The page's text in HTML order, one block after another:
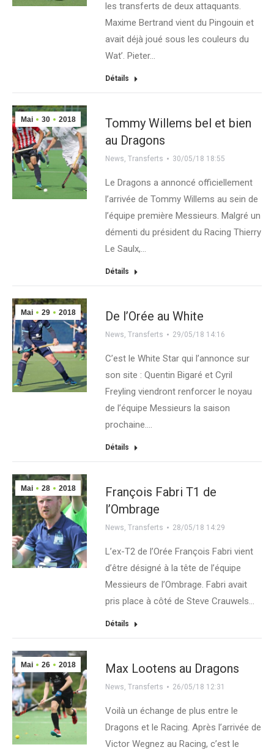
les transferts de deux attaquants.
Maxime Bertrand vient du Pingouin et
avait déjà joué sous les couleurs du
Wat’. Pieter…
Détails
Mai 30 2018
Tommy Willems bel et bien
au Dragons
News,Transferts 30/05/18 18:55
Le Dragons a annoncé officiellement
l’arrivée de Tommy Willems au sein de
l’équipe première Messieurs. Malgré un
démenti du président du Racing Thierry
Le Saulx,…
Détails
Mai 29 2018 De l’Orée au White
News,Transferts 29/05/18 14:16
C’est le White Star qui l’annonce sur
son site : Quentin Bigaré et Cyril
Freyling viendront renforcer le noyau
de l’équipe Messieurs la saison
prochaine.…
Détails
Mai 28 2018
François Fabri T1 de
l’Ombrage
News,Transferts 28/05/18 14:29
L’ex-T2 de l’Orée François Fabri vient
d’être désigné à la tête de l’équipe
Messieurs de l’Ombrage. Fabri avait
pris place à côté de Steve Crauwels…
Détails
Mai 26 2018 Max Lootens au Dragons
News,Transferts 26/05/18 12:31
Voilà un échange de plus entre le
Dragons et le Racing. Après l’arrivée de
Victor Wegnez au Racing, c’est le